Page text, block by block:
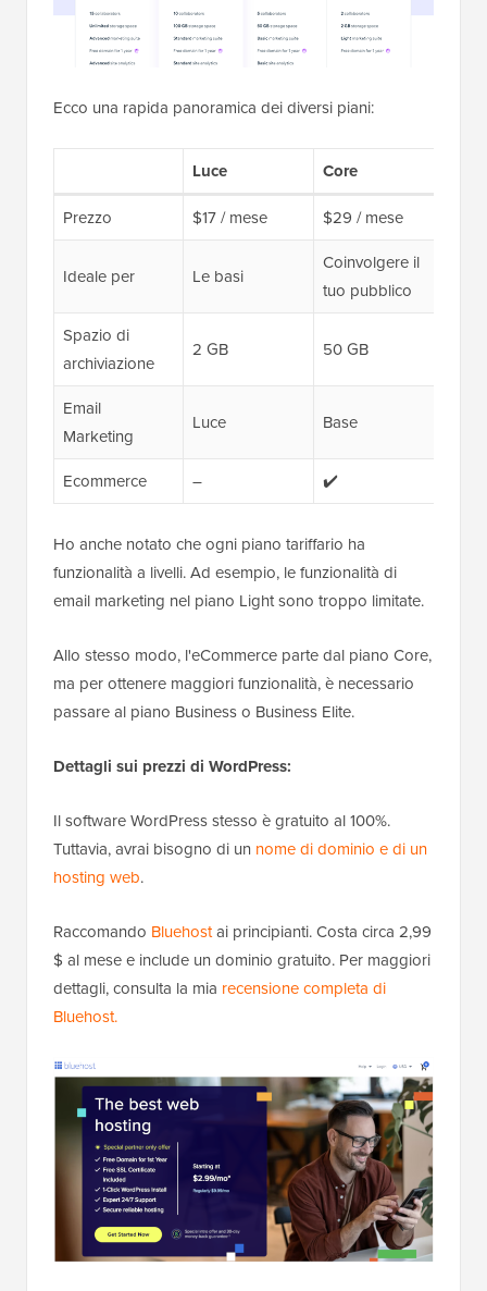
Ecco una rapida panoramica dei diversi piani:
Luce Core
Prezzo
$17 / mese $29 / mese
Ideale per Le basi
Coinvolgere il
tuo pubblico
Spazio di
archiviazione
2 GB 50 GB
Email
Marketing
Luce Base
Ecommerce – ✔️
Ho anche notato che ogni piano tariffario ha
funzionalità a livelli. Ad esempio, le funzionalità di
email marketing nel piano Light sono troppo limitate.
Allo stesso modo, l'eCommerce parte dal piano Core,
ma per ottenere maggiori funzionalità, è necessario
passare al piano Business o Business Elite.
Dettagli sui prezzi di WordPress:
Il software WordPress stesso è gratuito al 100%.
Tuttavia, avrai bisogno di un nome di dominio e di un
hosting web.
Raccomando Bluehostai principianti. Costa circa 2,99
$ al mese e include un dominio gratuito. Per maggiori
dettagli, consulta la mia recensione completa di
Bluehost.